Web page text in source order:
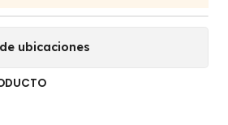
ubicaciones